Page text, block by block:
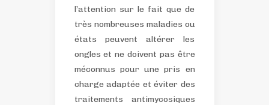
l’attention sur le fait que de
très nombreuses maladies ou
états peuvent altérer les
ongles et ne doivent pas être
méconnus pour une pris en
charge adaptée et éviter des
traitements antimycosiques